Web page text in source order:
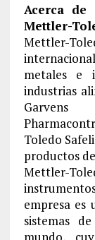
Acerca de
Mettler-
Mettler-
metales e
industrias
Garvens
Toledo
productos
Mettler-
empresa es
sistemas
mundo,